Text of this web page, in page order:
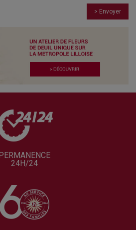
> Envoyer
PERMANENCE
24H/24